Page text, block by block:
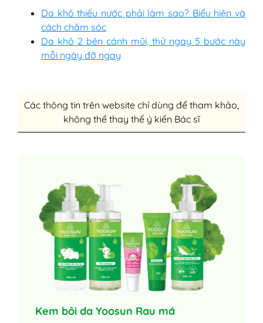
Da khô thiếu nước phải làm sao? Biểu hiện và
cách chăm sóc
Da khô 2 bên cánh mũi, thử ngay 5 bước này
mỗi ngày đỡ ngay
Các thông tin trên website chỉ dùng để tham khảo,
không thể thay thế ý kiến Bác sĩ
Kem bôi da Yoosun Rau má